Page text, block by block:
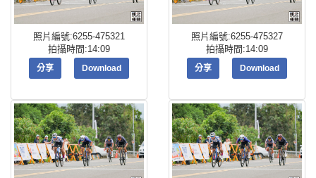
照片編號:6255-475321
拍攝時間:14:09
分享 Download
照片編號:6255-475327
拍攝時間:14:09
分享 Download